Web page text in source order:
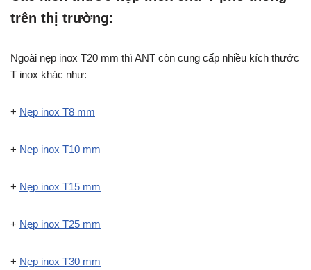
trên thị trường:
Ngoài nẹp inox T20 mm thì ANT còn cung cấp nhiều kích thước
T inox khác như:
+ Nẹp inox T8 mm
+ Nẹp inox T10 mm
+ Nẹp inox T15 mm
+ Nẹp inox T25 mm
+ Nẹp inox T30 mm